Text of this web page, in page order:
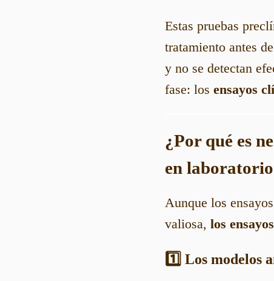
Estas pruebas
tratamiento antes
y no se detectan
fase: los ensayos
¿Por qué es
en
Aunque los
valiosa, los
1️⃣ Los modelos